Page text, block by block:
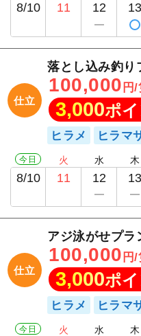
8/10 11 12 13
仕立
落とし込み釣り
100,000 円/
3,000ポ
ヒラメ ヒラマ
今日
8/10
火
11
水
12
木
13
仕立
アジ泳がせプラ
100,000 円/
3,000ポ
ヒラメ ヒラマ
今日 火 水 木